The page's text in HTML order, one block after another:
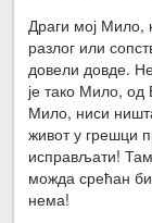
Драги мој Мило,
разлог или
довели довде.
је тако Мило, од
Мило, ниси
живот у грешци
исправљати!
можда срећан
нема!